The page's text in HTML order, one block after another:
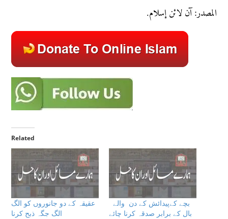
المصدر: آن لائن إسلام.
Related
عقیقہ کے دو جانوروں کو الگ
الگ جگہ ذبح کرنا
بال کے برابر صدقہ کرنا چائے